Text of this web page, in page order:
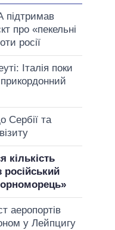
про «пекельні
росії
Італія поки
Сербії та
кількість
російський
аеропортів
у Лейпцигу